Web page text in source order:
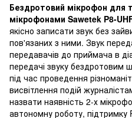
Бездротовий мікрофон для
мікрофонами Sawetek P8-
якісно записати звук без
пов'язаних з ними. Звук
передавачів до приймача в
передачі звуку бездротовим
під час проведення
висвітлення подій
назвати наявність 2-х
автономну роботу, підтримку